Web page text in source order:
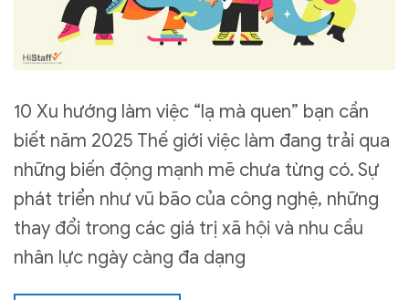
10 Xu hướng làm việc “lạ mà quen” bạn cần
biết năm 2025 Thế giới việc làm đang trải qua
những biến động mạnh mẽ chưa từng có. Sự
phát triển như vũ bão của công nghệ, những
thay đổi trong các giá trị xã hội và nhu cầu
nhân lực ngày càng đa dạng